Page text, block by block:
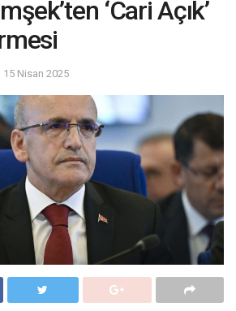
‘Cari Açık’
15 Nisan 2025